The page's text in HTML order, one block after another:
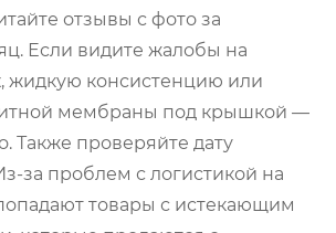
отзывы с фото за
Если видите жалобы на
жидкую консистенцию или
мембраны под крышкой —
Также проверяйте дату
за проблем с логистикой на
товары с истекающим